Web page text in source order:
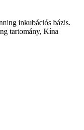
inkubációs bázis.
tartomány, Kína